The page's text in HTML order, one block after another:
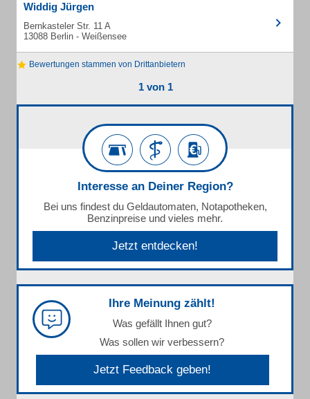
Widdig Jürgen
Bernkasteler Str. 11 A
13088 Berlin - Weißensee
Bewertungen stammen von Drittanbietern
1 von 1
Interesse an Deiner Region?
Bei uns findest du Geldautomaten, Notapotheken,
Benzinpreise und vieles mehr.
Jetzt entdecken!
Ihre Meinung zählt!
Was gefällt Ihnen gut?
Was sollen wir verbessern?
Jetzt Feedback geben!